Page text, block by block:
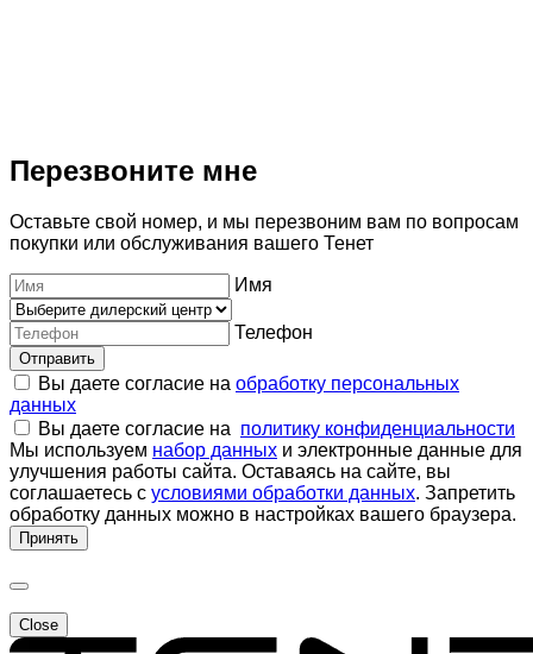
Перезвоните мне
Оставьте свой номер, и мы перезвоним вам по вопросам
покупки или обслуживания вашего Тенет
Имя
Телефон
Отправить
Вы даете согласие на обработку персональных
данных
Вы даете согласие на политику конфиденциальности
Мы используем набор данных и электронные данные для
улучшения работы сайта. Оставаясь на сайте, вы
соглашаетесь с условиями обработки данных. Запретить
обработку данных можно в настройках вашего браузера.
Принять
Close